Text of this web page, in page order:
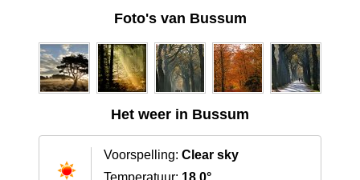
Foto's van Bussum
Het weer in Bussum
Voorspelling: Clear sky